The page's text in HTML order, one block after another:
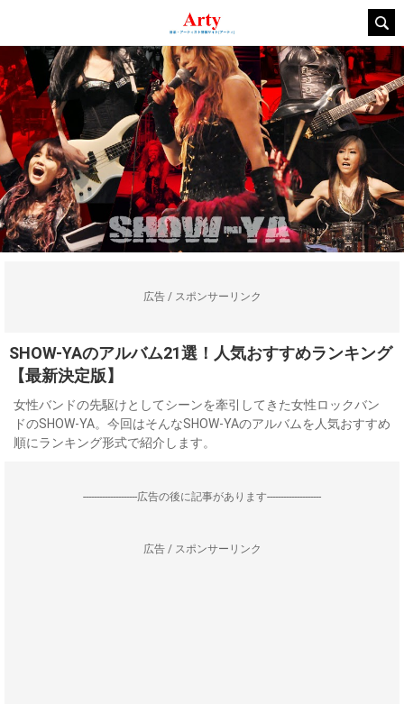
広告 / スポンサーリンク
SHOW-YAのアルバム21選！人気おすすめランキング
【最新決定版】
女性バンドの先駆けとしてシーンを牽引してきた女性ロックバン
ドのSHOW-YA。今回はそんなSHOW-YAのアルバムを人気おすすめ
順にランキング形式で紹介します。
--------------------広告の後に記事があります--------------------
広告 / スポンサーリンク